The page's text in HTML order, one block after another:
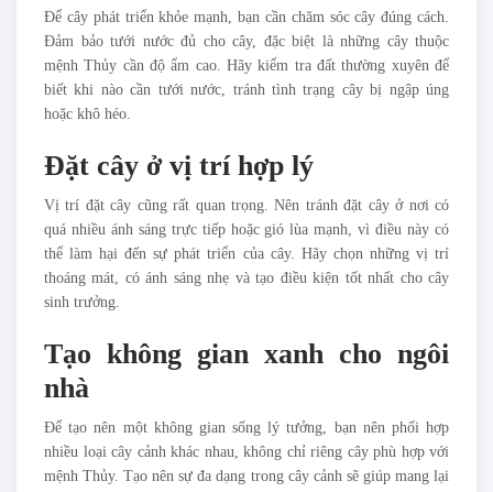
Để cây phát triển khỏe mạnh, bạn cần chăm sóc cây đúng cách.
Đảm bảo tưới nước đủ cho cây, đặc biệt là những cây thuộc
mệnh Thủy cần độ ẩm cao. Hãy kiểm tra đất thường xuyên để
biết khi nào cần tưới nước, tránh tình trạng cây bị ngập úng
hoặc khô héo.
Đặt cây ở vị trí hợp lý
Vị trí đặt cây cũng rất quan trọng. Nên tránh đặt cây ở nơi có
quá nhiều ánh sáng trực tiếp hoặc gió lùa mạnh, vì điều này có
thể làm hại đến sự phát triển của cây. Hãy chọn những vị trí
thoáng mát, có ánh sáng nhẹ và tạo điều kiện tốt nhất cho cây
sinh trưởng.
Tạo không gian xanh cho ngôi
nhà
Để tạo nên một không gian sống lý tưởng, bạn nên phối hợp
nhiều loại cây cảnh khác nhau, không chỉ riêng cây phù hợp với
mệnh Thủy. Tạo nên sự đa dạng trong cây cảnh sẽ giúp mang lại